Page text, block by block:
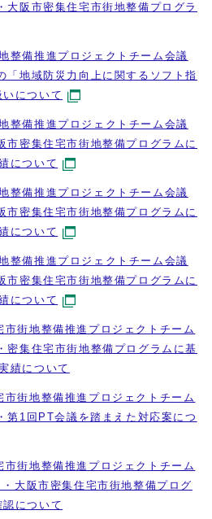
大阪市密集住宅市街地整備プログラ
備推進プロジェクトチーム会議
「地域防災力向上に関するソフト指
について
備推進プロジェクトチーム会議
市密集住宅市街地整備プログラムに
について
備推進プロジェクトチーム会議
市密集住宅市街地整備プログラムに
について
備推進プロジェクトチーム会議
市密集住宅市街地整備プログラムに
について
街地整備推進プロジェクトチーム
密集住宅市街地整備プログラムに基
績について
街地整備推進プロジェクトチーム
第1回PT会議を踏まえた対応案につ
街地整備推進プロジェクトチーム
大阪市密集住宅市街地整備プログ
について